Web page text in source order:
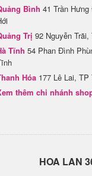
Bình 41 Trần
Trị 92 Nguyễn
Tĩnh 54 Phan Đình
Hóa 177 Lê Lai, TP
thêm chi nhánh
H​OA LAN